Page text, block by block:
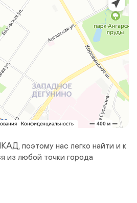
поэтому нас легко найти и к
из любой точки города